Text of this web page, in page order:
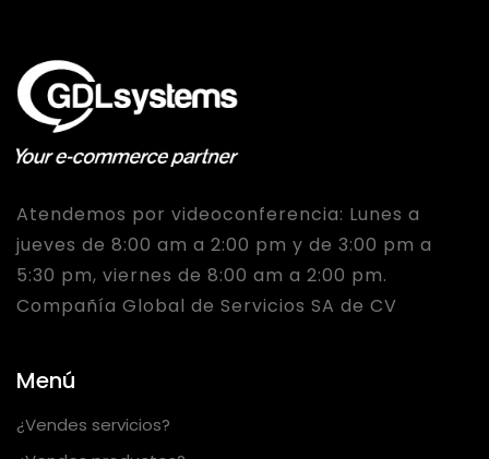
Atendemos por videoconferencia: Lunes a
jueves de 8:00 am a 2:00 pm y de 3:00 pm a
5:30 pm, viernes de 8:00 am a 2:00 pm.
Compañía Global de Servicios SA de CV
Menú
¿Vendes servicios?